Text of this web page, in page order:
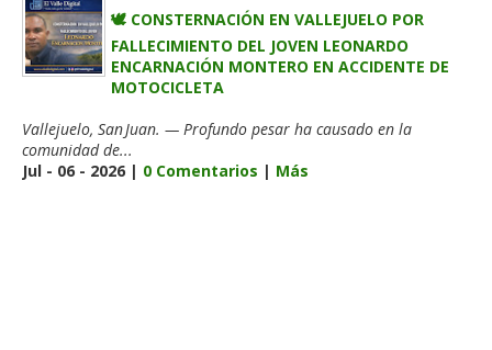
🕊️ CONSTERNACIÓN EN VALLEJUELO POR
FALLECIMIENTO DEL JOVEN LEONARDO
ENCARNACIÓN MONTERO EN ACCIDENTE DE
MOTOCICLETA
Vallejuelo, San Juan. — Profundo pesar ha causado en la
comunidad de...
Jul - 06 - 2026 | 0 Comentarios | Más